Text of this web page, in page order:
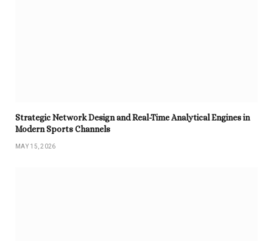
Strategic Network Design and Real-Time Analytical Engines in
Modern Sports Channels
MAY 15, 2026